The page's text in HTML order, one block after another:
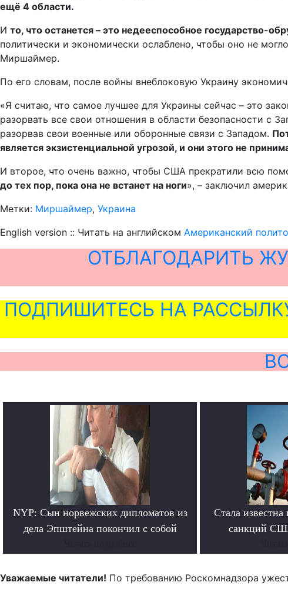
ещё 4 области.
И то, что останется – это недееспособное государство-
политически и экономически ослаблено, чтобы оно не
Миршаймер.
По его словам, после войны внеблоковую Украину
«Я считаю, что самое лучшее для Украины сейчас – это
разорвать все свои отношения в области безопасности с
разорвав свои военные или оборонные связи с Западом.
является экзистенциальной угрозой, и они этого не
И второе, что очень важно, чтобы США прекратили всю
до тех пор, пока она не встанет на ноги», – заключил
Метки: Миршаймер, Украина
English version :: Читать на английском Американский
ОТБЛАГОДАРИТЬ
ПОДПИШИТЕСЬ НА
NYP: Сын норвежских дипломатов из
дела Эпштейна покончил с собой
Стала
санкций
Уважаемые читатели! По требованию Роскомнадзора